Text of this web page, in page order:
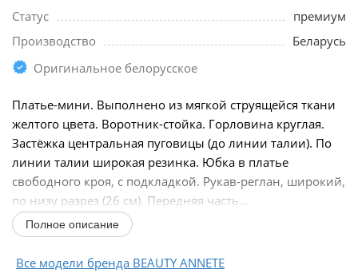
Статус
премиум
Производство
Беларусь
Оригинальное белорусское
Платье-мини. Выполнено из мягкой струящейся ткани
желтого цвета. Воротник-стойка. Горловина круглая.
Застёжка центральная пуговицы (до линии талии). По
линии талии широкая резинка. Юбка в платье
свободного кроя, с подкладкой. Рукав-реглан, широкий,
по низу разрез (26 см). Передняя часть...
Полное описание
Все модели бренда BEAUTY ANNETE